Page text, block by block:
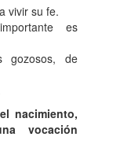
vivir su fe.
es
gozosos, de
nacimiento,
vocación